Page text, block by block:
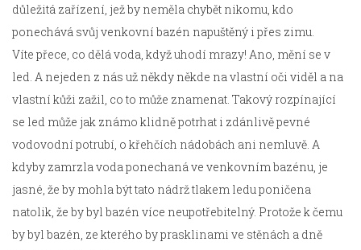
důležitá zařízení, jež by neměla chybět nikomu, kdo
ponechává svůj venkovní bazén napuštěný i přes zimu.
Víte přece, co dělá voda, když uhodí mrazy! Ano, mění se v
led. A nejeden z nás už někdy někde na vlastní oči viděl a na
vlastní kůži zažil, co to může znamenat. Takový rozpínající
se led může jak známo klidně potrhat i zdánlivě pevné
vodovodní potrubí, o křehčích nádobách ani nemluvě. A
kdyby zamrzla voda ponechaná ve venkovním bazénu, je
jasné, že by mohla být tato nádrž tlakem ledu poničena
natolik, že by byl bazén více neupotřebitelný. Protože k čemu
by byl bazén, ze kterého by prasklinami ve stěnách a dně